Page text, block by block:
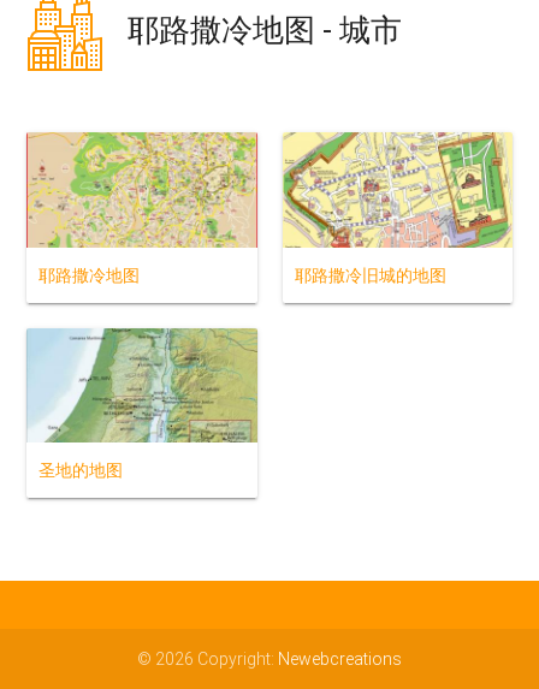
耶路撒冷地图 - 城市
耶路撒冷地图 耶路撒冷旧城的地图
圣地的地图
© 2026 Copyright: Newebcreations